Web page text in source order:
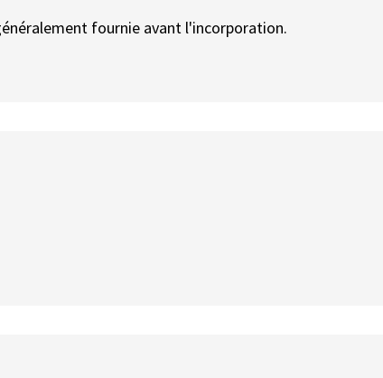
fournie avant l'incorporation.